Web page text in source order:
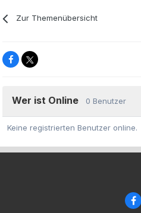
Zur Themenübersicht
Wer ist Online 0 Benutzer
Keine registrierten Benutzer online.